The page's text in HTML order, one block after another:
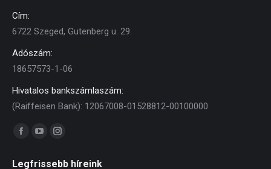
Cím:
6722 Szeged, Gutenberg u. 29.
Adószám:
18657573-1-06
Hivatalos bankszámlaszám:
(Raiffeisen Bank): 12067008-01528812-00100000
Find us on:
Facebook
YouTubeInstagram
Legfrissebb híreink